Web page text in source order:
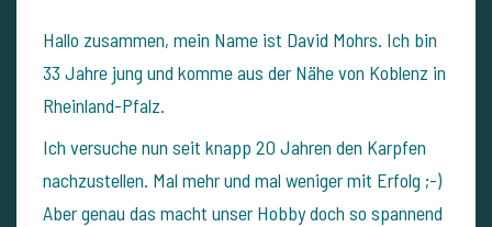
Hallo zusammen, mein Name ist David Mohrs. Ich bin
33 Jahre jung und komme aus der Nähe von Koblenz in
Rheinland-Pfalz.
Ich versuche nun seit knapp 20 Jahren den Karpfen
nachzustellen. Mal mehr und mal weniger mit Erfolg ;-)
Aber genau das macht unser Hobby doch so spannend